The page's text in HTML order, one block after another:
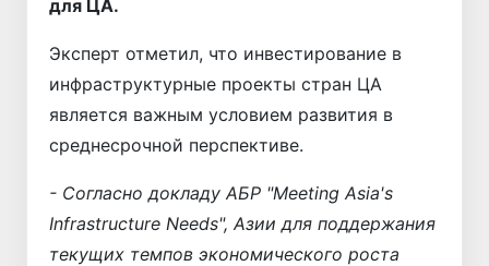
для ЦА.
Эксперт отметил, что инвестирование в
инфраструктурные проекты стран ЦА
является важным условием развития в
среднесрочной перспективе.
- Согласно докладу АБР "Meeting Asia's
Infrastructure Needs", Азии для поддержания
текущих темпов экономического роста